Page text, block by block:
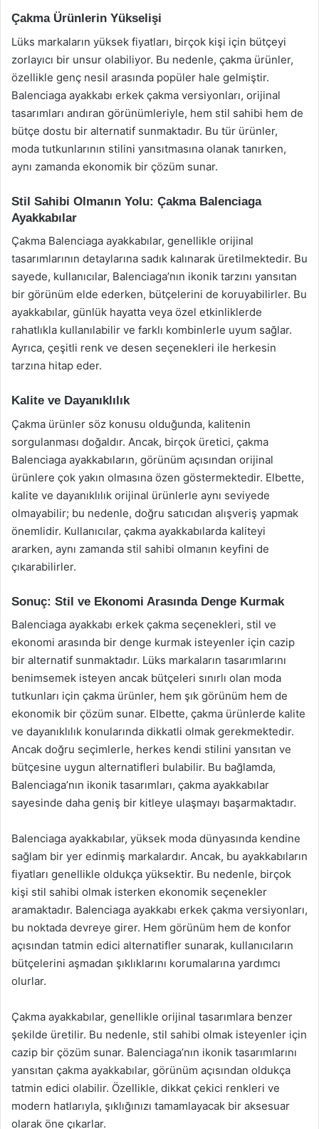
Çakma Ürünlerin Yükselişi
Lüks markaların yüksek fiyatları, birçok kişi için bütçeyi
zorlayıcı bir unsur olabiliyor. Bu nedenle, çakma ürünler,
özellikle genç nesil arasında popüler hale gelmiştir.
Balenciaga ayakkabı erkek çakma versiyonları, orijinal
tasarımları andıran görünümleriyle, hem stil sahibi hem de
bütçe dostu bir alternatif sunmaktadır. Bu tür ürünler,
moda tutkunlarının stilini yansıtmasına olanak tanırken,
aynı zamanda ekonomik bir çözüm sunar.
Stil Sahibi Olmanın Yolu: Çakma Balenciaga
Ayakkabılar
Çakma Balenciaga ayakkabılar, genellikle orijinal
tasarımlarının detaylarına sadık kalınarak üretilmektedir. Bu
sayede, kullanıcılar, Balenciaga’nın ikonik tarzını yansıtan
bir görünüm elde ederken, bütçelerini de koruyabilirler. Bu
ayakkabılar, günlük hayatta veya özel etkinliklerde
rahatlıkla kullanılabilir ve farklı kombinlerle uyum sağlar.
Ayrıca, çeşitli renk ve desen seçenekleri ile herkesin
tarzına hitap eder.
Kalite ve Dayanıklılık
Çakma ürünler söz konusu olduğunda, kalitenin
sorgulanması doğaldır. Ancak, birçok üretici, çakma
Balenciaga ayakkabıların, görünüm açısından orijinal
ürünlere çok yakın olmasına özen göstermektedir. Elbette,
kalite ve dayanıklılık orijinal ürünlerle aynı seviyede
olmayabilir; bu nedenle, doğru satıcıdan alışveriş yapmak
önemlidir. Kullanıcılar, çakma ayakkabılarda kaliteyi
ararken, aynı zamanda stil sahibi olmanın keyfini de
çıkarabilirler.
Sonuç: Stil ve Ekonomi Arasında Denge Kurmak
Balenciaga ayakkabı erkek çakma seçenekleri, stil ve
ekonomi arasında bir denge kurmak isteyenler için cazip
bir alternatif sunmaktadır. Lüks markaların tasarımlarını
benimsemek isteyen ancak bütçeleri sınırlı olan moda
tutkunları için çakma ürünler, hem şık görünüm hem de
ekonomik bir çözüm sunar. Elbette, çakma ürünlerde kalite
ve dayanıklılık konularında dikkatli olmak gerekmektedir.
Ancak doğru seçimlerle, herkes kendi stilini yansıtan ve
bütçesine uygun alternatifleri bulabilir. Bu bağlamda,
Balenciaga’nın ikonik tasarımları, çakma ayakkabılar
sayesinde daha geniş bir kitleye ulaşmayı başarmaktadır.
Balenciaga ayakkabılar, yüksek moda dünyasında kendine
sağlam bir yer edinmiş markalardır. Ancak, bu ayakkabıların
fiyatları genellikle oldukça yüksektir. Bu nedenle, birçok
kişi stil sahibi olmak isterken ekonomik seçenekler
aramaktadır. Balenciaga ayakkabı erkek çakma versiyonları,
bu noktada devreye girer. Hem görünüm hem de konfor
açısından tatmin edici alternatifler sunarak, kullanıcıların
bütçelerini aşmadan şıklıklarını korumalarına yardımcı
olurlar.
Çakma ayakkabılar, genellikle orijinal tasarımlara benzer
şekilde üretilir. Bu nedenle, stil sahibi olmak isteyenler için
cazip bir çözüm sunar. Balenciaga’nın ikonik tasarımlarını
yansıtan çakma ayakkabılar, görünüm açısından oldukça
tatmin edici olabilir. Özellikle, dikkat çekici renkleri ve
modern hatlarıyla, şıklığınızı tamamlayacak bir aksesuar
olarak öne çıkarlar.